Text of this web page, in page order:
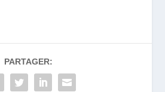
PARTAGER: